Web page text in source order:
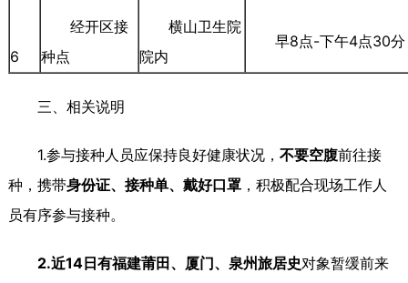
6
经开区接
种点
横山卫生院
院内
早8点-下午4点30分
三、相关说明
1.参与接种人员应保持良好健康状况， 不要空腹前往接
种，携带身份证、接种单、戴好口罩，积极配合现场工作人
员有序参与接种。
2.近14日有福建莆田、厦门、泉州旅居史对象暂缓前来